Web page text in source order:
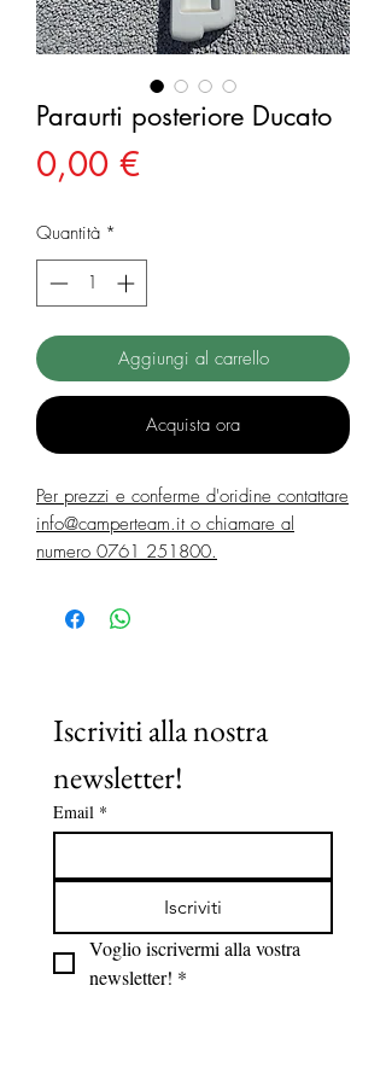
Paraurti posteriore Ducato
0,00 €Prezzo
Quantità *
Aggiungi al carrello
Acquista ora
Per prezzi e conferme d'oridine contattare
info@camperteam.it o chiamare al
numero 0761 251800.
Iscriviti alla nostra
newsletter!
Email *
Iscriviti
Voglio iscrivermi alla vostra
newsletter! *